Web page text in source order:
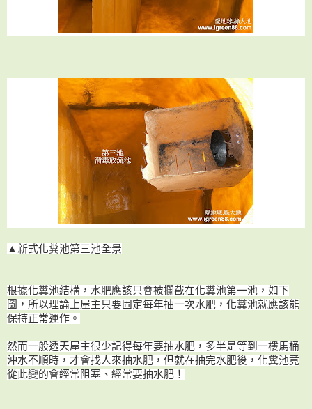
▲新式化糞池第三池全景
根據化糞池結構，水肥應該只會被攔截在化糞池第一池，如下
圖，所以理論上屋主只要固定每年抽一次水肥，化糞池就應該能
保持正常運作。
然而一般透天屋主很少記得每年要抽水肥，多半是等到 一樓馬桶
沖水不順時，才會找人來抽水肥，但就在抽完水肥後，化糞池竟
從此變的會經常阻塞、經常要抽水肥！